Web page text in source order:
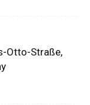
Otto-Straße,